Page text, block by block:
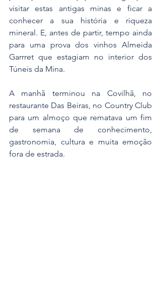
visitar estas antigas minas e ficar a
conhecer a sua história e riqueza
mineral. E, antes de partir, tempo ainda
para uma prova dos vinhos Almeida
Garrret que estagiam no interior dos
Túneis da Mina.
A manhã terminou na Covilhã, no
restaurante Das Beiras, no Country Club
para um almoço que rematava um fim
de semana de conhecimento,
gastronomia, cultura e muita emoção
fora de estrada.